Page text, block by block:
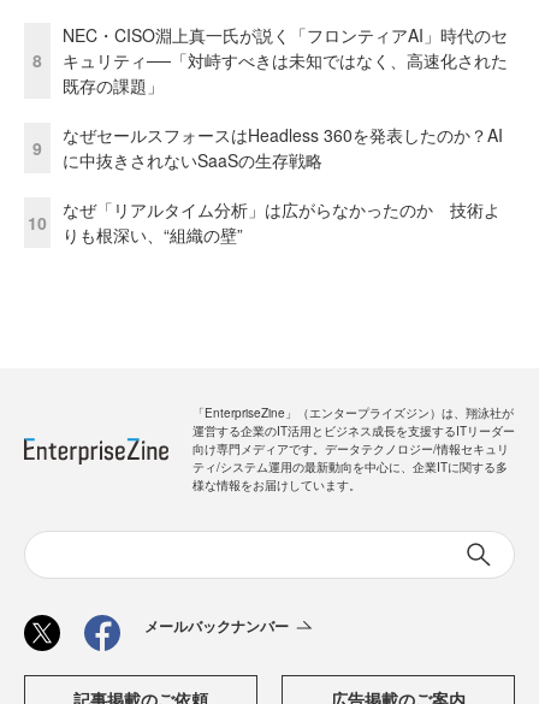
8
NEC・CISO淵上真一氏が説く「フロンティアAI」時代のセ
キュリティ──「対峙すべきは未知ではなく、高速化された
既存の課題」
9
なぜセールスフォースはHeadless 360を発表したのか？AI
に中抜きされないSaaSの生存戦略
10
なぜ「リアルタイム分析」は広がらなかったのか 技術よ
りも根深い、“組織の壁”
「EnterpriseZine」（エンタープライズジン）は、翔泳社が
運営する企業のIT活用とビジネス成長を支援するITリーダー
向け専門メディアです。データテクノロジー/情報セキュリ
ティ/システム運用の最新動向を中心に、企業ITに関する多
様な情報をお届けしています。
メールバックナンバー
記事掲載のご依頼 広告掲載のご案内